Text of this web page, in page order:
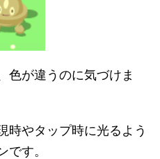
色が違うのに気づけま
時やタップ時に光るよう
です。